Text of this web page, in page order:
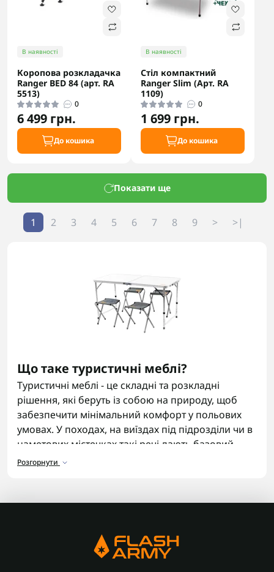
В наявності
Коропова розкладачка
Ranger BED 84 (арт. RA
5513)
0
6 499 грн.
До кошика
В наявності
Стіл компактний
Ranger Slim (Арт. RA
1109)
0
1 699 грн.
До кошика
Показати ще
1 2 3 4 5 6 7 8 9 > >|
Що таке туристичні меблі?
Туристичні меблі - це складні та розкладні
рішення, які беруть із собою на природу, щоб
забезпечити мінімальний комфорт у польових
умовах. У походах, на виїздах під підрозділи чи в
наметових містечках такі речі дають базовий
комфорт: сісти, поїсти, перепочити. Кемпінгові
використання, тому їх часто обирають разом із
Види кемпінгових меблів
Меблі для кемпінгу мають такі найпоширеніші
Розгорнути